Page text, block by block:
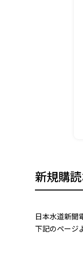
新規購
日本水道新聞
下記のページ